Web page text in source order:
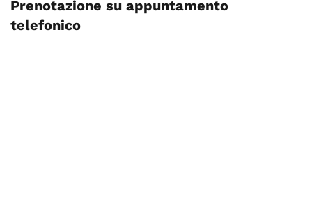
Prenotazione su appuntamento
telefonico